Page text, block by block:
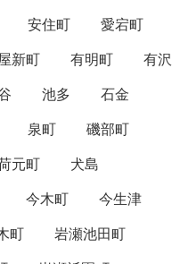
安住町
愛宕町
新町 有明町
有沢
池多
石金
泉町
磯部町
元町
犬島
今木町
今生津
町
岩瀬池田町